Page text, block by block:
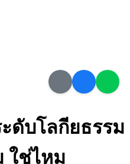
ดับโลกียธรรม
ใช่ไหม